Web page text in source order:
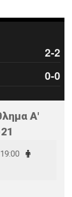
2-2
0-0
Α'
19:00